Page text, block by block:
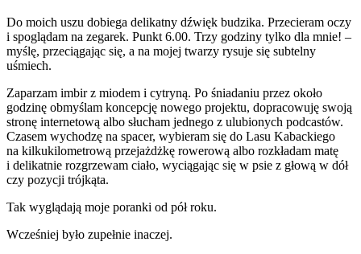
Do moich uszu dobiega delikatny dźwięk budzika. Przecieram oczy
i spoglądam na zegarek. Punkt 6.00. Trzy godziny tylko dla mnie! –
myślę, przeciągając się, a na mojej twarzy rysuje się subtelny
uśmiech.
Zaparzam imbir z miodem i cytryną. Po śniadaniu przez około
godzinę obmyślam koncepcję nowego projektu, dopracowuję swoją
stronę internetową albo słucham jednego z ulubionych podcastów.
Czasem wychodzę na spacer, wybieram się do Lasu Kabackiego
na kilkukilometrową przejażdżkę rowerową albo rozkładam matę
i delikatnie rozgrzewam ciało, wyciągając się w psie z głową w dół
czy pozycji trójkąta.
Tak wyglądają moje poranki od pół roku.
Wcześniej było zupełnie inaczej.